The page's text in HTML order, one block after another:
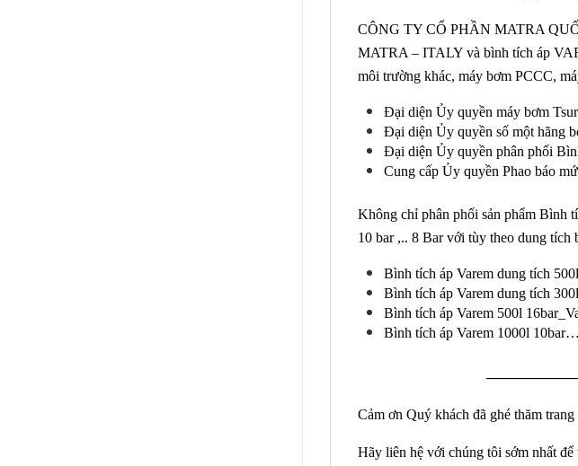
CÔNG TY CỔ PHẦN MATRA
MATRA – ITALY và bình tích áp
môi trường khác, máy bơm PCCC,
Đại diện Ủy quyền máy bơm
Đại diện Ủy quyền số một hãng
Đại diện Ủy quyền phân phối
Cung cấp Ủy quyền Phao báo
Không chỉ phân phối sản phẩm Bình
10 bar ,.. 8 Bar với tùy theo dung tích
Bình tích áp Varem dung tích
Bình tích áp Varem dung tích
Bình tích áp Varem 500l
Bình tích áp Varem 1000l
Cảm ơn Quý khách đã ghé thăm
Hãy liên hệ với chúng tôi sớm nhất